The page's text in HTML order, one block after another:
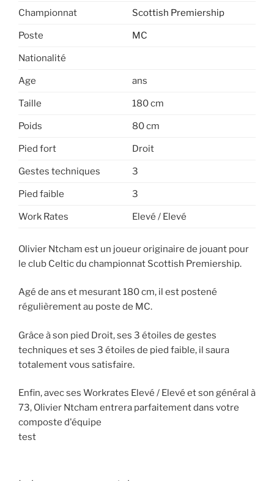
Championnat Scottish Premiership
Poste MC
Nationalité
Age ans
Taille 180 cm
Poids 80 cm
Pied fort Droit
Gestes techniques 3
Pied faible 3
Work Rates Elevé / Elevé
Olivier Ntcham est un joueur originaire de jouant pour
le club Celtic du championnat Scottish Premiership.
Agé de ans et mesurant 180 cm, il est postené
régulièrement au poste de MC.
Grâce à son pied Droit, ses 3 étoiles de gestes
techniques et ses 3 étoiles de pied faible, il saura
totalement vous satisfaire.
Enfin, avec ses Workrates Elevé / Elevé et son général à
73, Olivier Ntcham entrera parfaitement dans votre
composte d'équipe
test